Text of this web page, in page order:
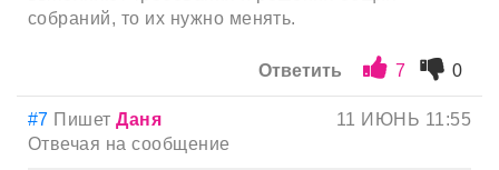
собраний, то их нужно менять.
Ответить 7 0
#7 ПишетДаня
11 ИЮНЬ 11:55
Отвечая на сообщение